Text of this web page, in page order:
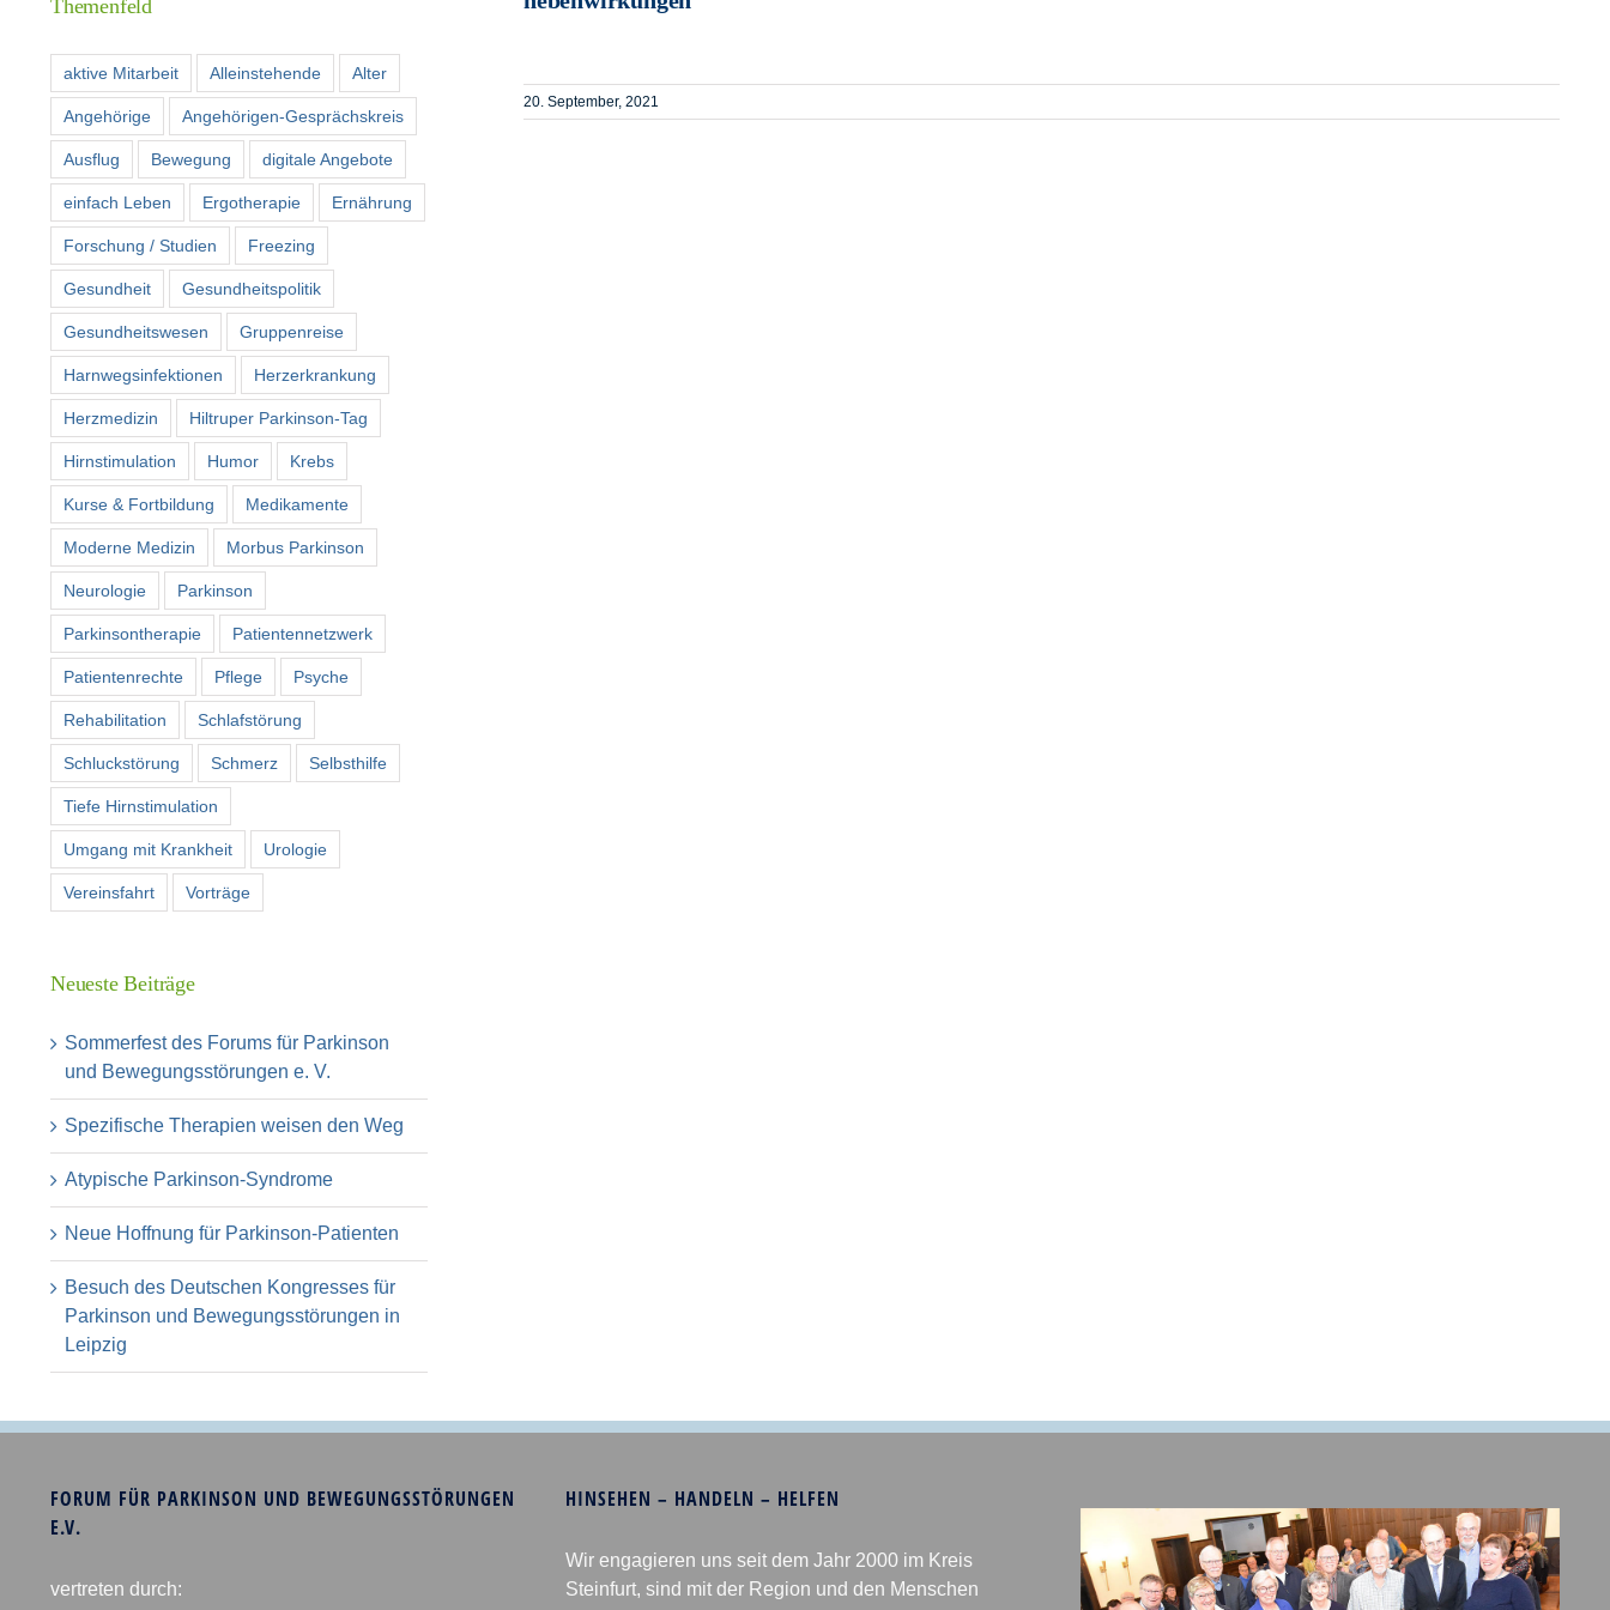
20. September, 2021
Themenfeld
aktive Mitarbeit Alleinstehende Alter
Angehörige Angehörigen-Gesprächskreis
Ausflug Bewegung digitale Angebote
einfach Leben Ergotherapie Ernährung
Forschung / Studien Freezing
Gesundheit Gesundheitspolitik
Gesundheitswesen Gruppenreise
Harnwegsinfektionen Herzerkrankung
Herzmedizin Hiltruper Parkinson-Tag
Hirnstimulation Humor Krebs
Kurse & Fortbildung Medikamente
Moderne Medizin Morbus Parkinson
Neurologie Parkinson
Parkinsontherapie Patientennetzwerk
Patientenrechte Pflege Psyche
Rehabilitation Schlafstörung
Schluckstörung Schmerz Selbsthilfe
Tiefe Hirnstimulation
Umgang mit Krankheit Urologie
Vereinsfahrt Vorträge
Neueste Beiträge
Sommerfest des Forums für Parkinson
und Bewegungsstörungen e. V.
Spezifische Therapien weisen den Weg
Atypische Parkinson-Syndrome
Neue Hoffnung für Parkinson-Patienten
Besuch des Deutschen Kongresses für
Parkinson und Bewegungsstörungen in
Leipzig
FORUM FÜR PARKINSON UND BEWEGUNGSSTÖRUNGEN
E.V.
vertreten durch:
HINSEHEN – HANDELN – HELFEN
Wir engagieren uns seit dem Jahr 2000 im Kreis
Steinfurt, sind mit der Region und den Menschen